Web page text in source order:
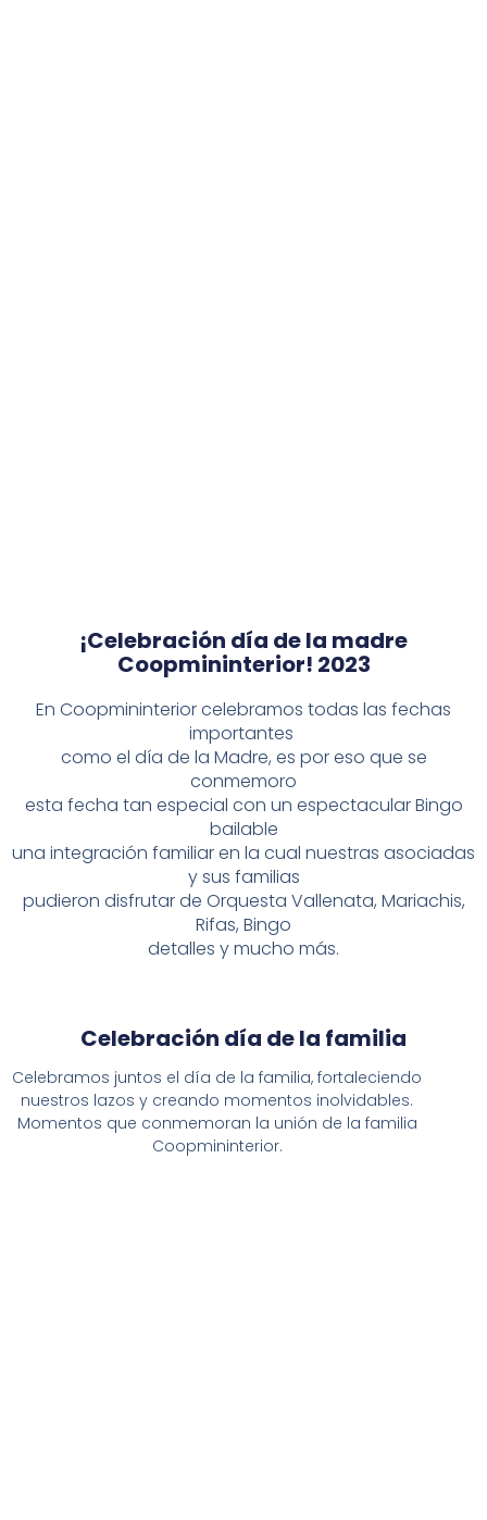
¡Celebración día de la madre
Coopmininterior! 2023
En Coopmininterior celebramos todas las fechas
importantes
como el día de la Madre, es por eso que se
conmemoro
esta fecha tan especial con un espectacular Bingo
bailable
una integración familiar en la cual nuestras asociadas
y sus familias
pudieron disfrutar de Orquesta Vallenata, Mariachis,
Rifas, Bingo
detalles y mucho más.
Celebración día de la familia
Celebramos juntos el día de la familia, fortaleciendo
nuestros lazos y creando momentos inolvidables.
Momentos que conmemoran la unión de la familia
Coopmininterior.